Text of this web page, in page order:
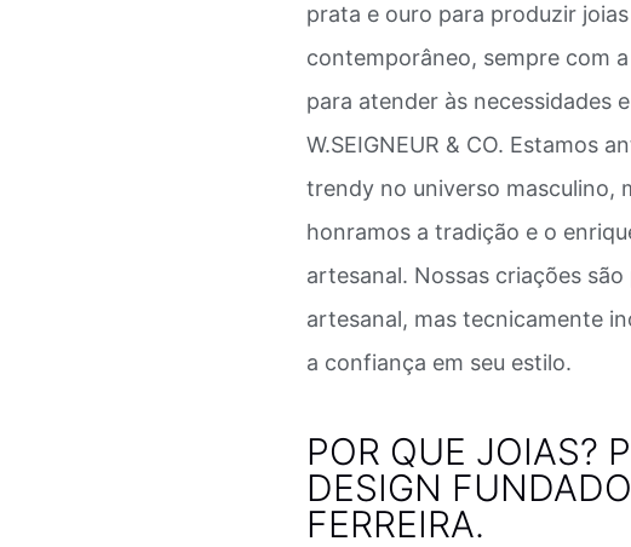
prata e ouro para produzir
contemporâneo, sempre com
para atender às necessidades
W.SEIGNEUR & CO. Estamos
trendy no universo masculino,
honramos a tradição e o
artesanal. Nossas criações
artesanal, mas tecnicamente
a confiança em seu estilo.
POR QUE JOIAS?
DESIGN
FERREIRA.